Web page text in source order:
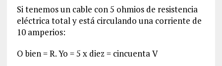
Si tenemos un cable con 5 ohmios de resistencia
eléctrica total y está circulando una corriente de
10 amperios:
O bien = R. Yo = 5 x diez = cincuenta V